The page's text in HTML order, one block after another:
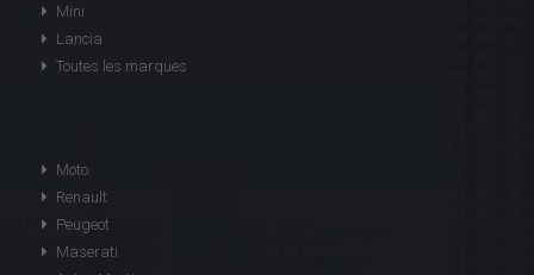
Mini
Lancia
Toutes les marques
Moto
Renault
Peugeot
Maserati